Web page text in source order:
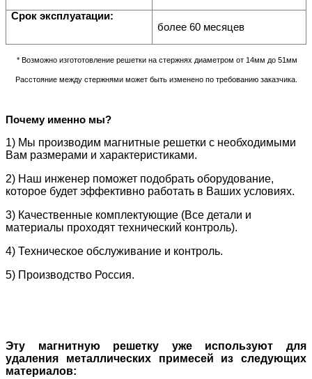
Срок эксплуатации:
более 60 месяцев
* Возможно изгототовление решетки на стержнях диаметром от 14мм до 51мм
Расстояние между стержнями может быть изменено по требованию заказчика.
Почему именно мы?
1) Мы производим магнитные решетки с необходимыми
Вам размерами и характеристиками.
2) Наш инженер поможет подобрать оборудование,
которое будет эффективно работать в Ваших условиях.
3) Качественные комплектующие (Все детали и
материалы проходят технический контроль).
4) Техническое обслуживание и контроль.
5) Производство Россия.
Эту магнитную решетку уже используют для
удаления металлических примесей из следующих
материалов: